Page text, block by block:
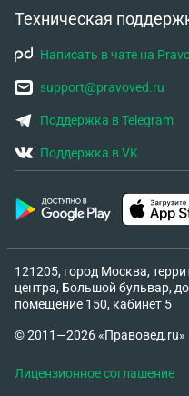
Техническая
Написать в чате на
support@pravoved.ru
Поддержка в Telegram
Поддержка в VK
121205, город Москва,
центра, Большой бульвар,
помещение 150, кабинет 5
© 2011—2026
Лицензионное соглашение